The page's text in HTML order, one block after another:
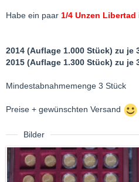
Habe ein paar 1/4 Unzen Libertad
2014 (Auflage 1.000 Stück) zu je
2015 (Auflage 1.300 Stück) zu je
Mindestabnahmemenge 3 Stück
Preise + gewünschten Versand
Bilder